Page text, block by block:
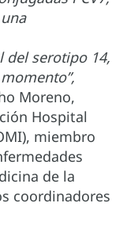
serotipo 14,
Moreno,
Hospital
miembro
de la
coordinadores